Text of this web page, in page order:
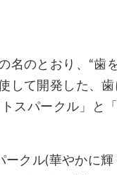
名のとおり、“歯
して開発した、
スパークル」と
ークル(華やかに